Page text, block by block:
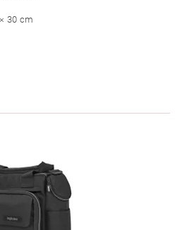
30 cm